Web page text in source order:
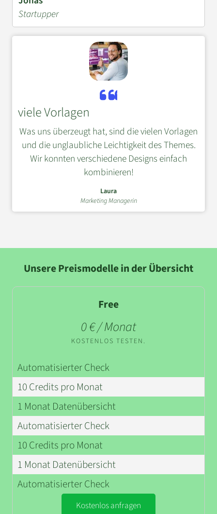
Startupper
viele Vorlagen
Was uns überzeugt hat, sind die vielen Vorlagen
und die unglaubliche Leichtigkeit des Themes.
Wir konnten verschiedene Designs einfach
kombinieren!
Laura
Marketing Managerin
Unsere Preismodelle in der Übersicht
Free
0 € / Monat
KOSTENLOS TESTEN.
Automatisierter Check
10 Credits pro Monat
1 Monat Datenübersicht
Automatisierter Check
10 Credits pro Monat
1 Monat Datenübersicht
Automatisierter Check
Kostenlos anfragen